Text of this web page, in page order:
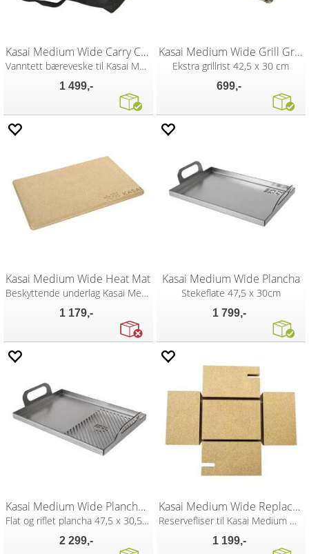
Kasai Medium Wide Carry Case
Vanntett bæreveske til Kasai Medium Wide
1 499,-
Kasai Medium Wide Grill Grid
Ekstra grillrist 42,5 x 30 cm
699,-
Kasai Medium Wide Heat Mat
Beskyttende underlag Kasai Medium Wide
1 179,-
Kasai Medium Wide Plancha
Stekeflate 47,5 x 30cm
1 799,-
Kasai Medium Wide Plancha 50/50
Flat og riflet plancha 47,5 x 30,5 cm
2 299,-
Kasai Medium Wide Replacement Tiles
Reservefliser til Kasai Medium Wide
1 199,-